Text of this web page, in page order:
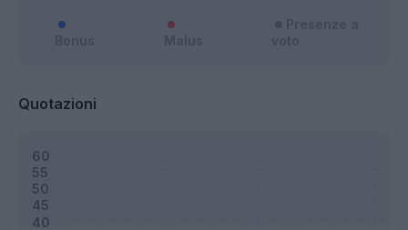
Quotazioni